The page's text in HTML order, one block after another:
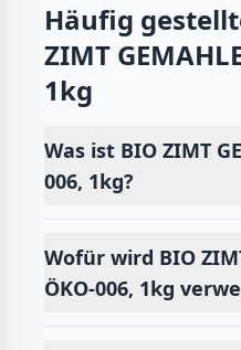
Häufig
ZIMT
1kg
Was ist BIO ZIMT
006, 1kg?
Wofür wird BIO
ÖKO-006, 1kg